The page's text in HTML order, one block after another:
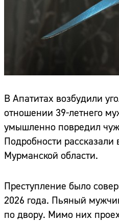
В Апатитах возбудили
отношении 39-летнего
умышленно повредил
Подробности
Мурманской области.
Преступление было
2026 года. Пьяный
по двору. Мимо них